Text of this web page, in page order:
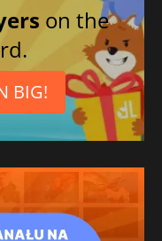
on the
BIG!